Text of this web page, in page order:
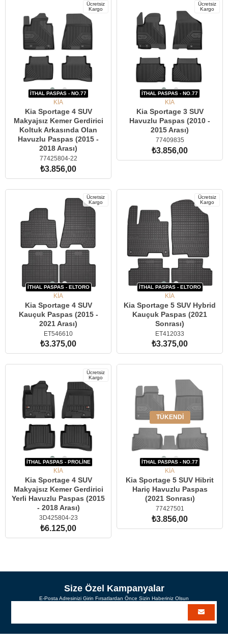
İTHAL PASPAS - NO.77
Ücretsiz
Kargo
KİA
Kia Sportage 4 SUV
Makyajsız Kemer Gerdirici
Koltuk Arkasında Olan
Havuzlu Paspas (2015 -
2018 Arası)
77425804-22
₺3.856,00
İTHAL PASPAS - NO.77
Ücretsiz
Kargo
KİA
Kia Sportage 3 SUV
Havuzlu Paspas (2010 -
2015 Arası)
77409835
₺3.856,00
İTHAL PASPAS - ELTORO
Ücretsiz
Kargo
KİA
Kia Sportage 4 SUV
Kauçuk Paspas (2015 -
2021 Arası)
ET546610
₺3.375,00
SEPETE EKLE
İTHAL PASPAS - ELTORO
Ücretsiz
Kargo
KİA
Kia Sportage 5 SUV Hybrid
Kauçuk Paspas (2021
Sonrası)
ET412033
₺3.375,00
SEPETE EKLE
İTHAL PASPAS - PROLİNE
Ücretsiz
Kargo
KİA
Kia Sportage 4 SUV
Makyajsız Kemer Gerdirici
Yerli Havuzlu Paspas (2015
- 2018 Arası)
3D425804-23
₺6.125,00
İTHAL PASPAS - NO.77
TÜKENDI
KİA
Kia Sportage 5 SUV Hibrit
Hariç Havuzlu Paspas
(2021 Sonrası)
77427501
₺3.856,00
Size Özel Kampanyalar
E-Posta Adresinizi Girin Fırsatlardan Önce Sizin Haberiniz Olsun